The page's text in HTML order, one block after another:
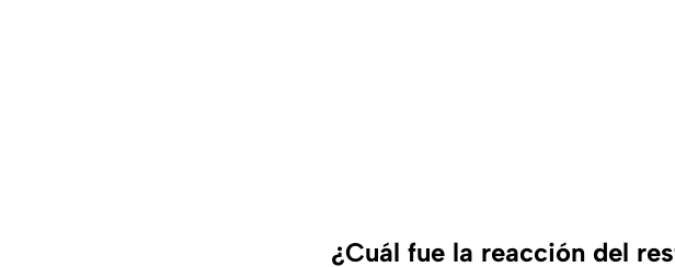
¿Cuál fue la reacción del